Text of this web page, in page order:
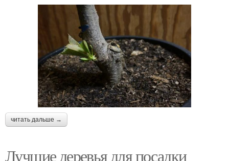
читать дальше →
Лучшие деревья для посадки